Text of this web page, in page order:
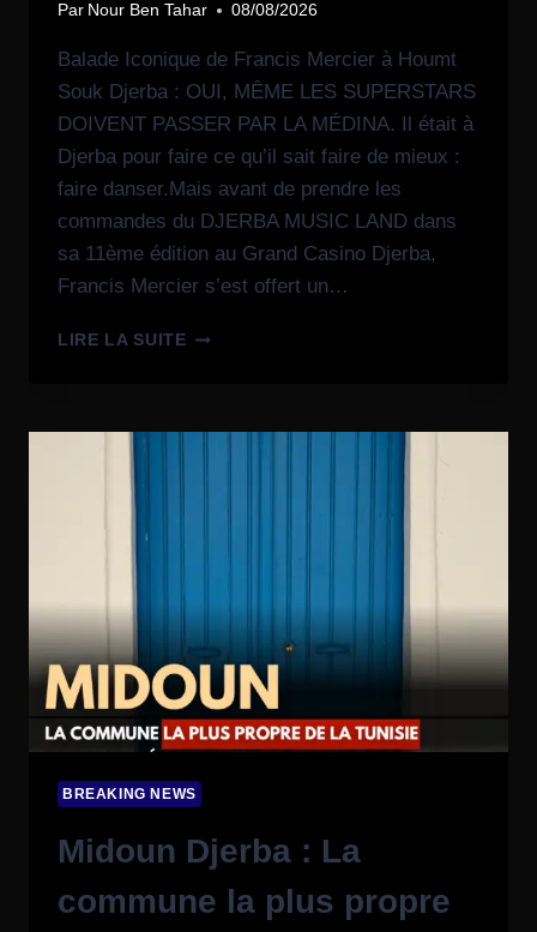
Par Nour Ben Tahar 08/08/2026
Balade Iconique de Francis Mercier à Houmt
Souk Djerba : OUI, MÊME LES SUPERSTARS
DOIVENT PASSER PAR LA MÉDINA. Il était à
Djerba pour faire ce qu’il sait faire de mieux :
faire danser.Mais avant de prendre les
commandes du DJERBA MUSIC LAND dans
sa 11ème édition au Grand Casino Djerba,
Francis Mercier s’est offert un…
LIRE LA SUITE
BREAKING NEWS
Midoun Djerba : La
commune la plus propre